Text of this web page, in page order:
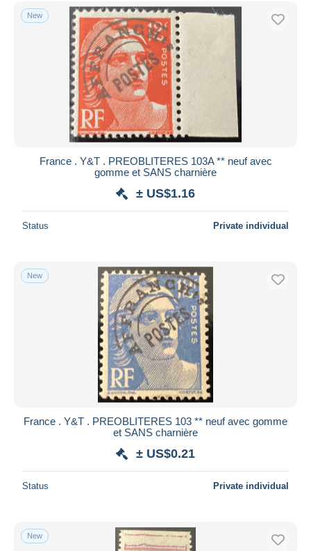
Free shipping
Payment methods
PayPal
Bank transfer
Visa
MasterCard
Bancontact
Maestro
Seller's residence
Submit
New
France . Y&T . PREOBLITERES 103A ** neuf avec
gomme et SANS charnière
± US$1.16
Status Private individual
New
France . Y&T . PREOBLITERES 103 ** neuf avec gomme
et SANS charnière
± US$0.21
Status Private individual
New